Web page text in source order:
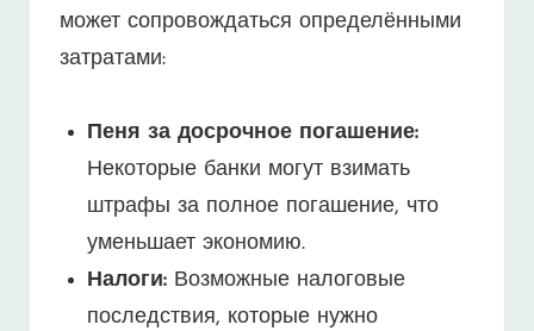
может сопровождаться определёнными
затратами:
Пеня за досрочное погашение:
Некоторые банки могут взимать
штрафы за полное погашение, что
уменьшает экономию.
Налоги:Возможные налоговые
последствия, которые нужно